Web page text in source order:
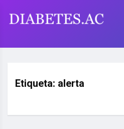
Etiqueta: alerta